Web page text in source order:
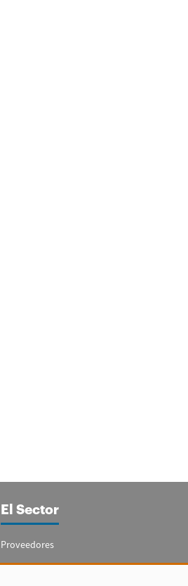
El Sector
Proveedores
Guía del Sector